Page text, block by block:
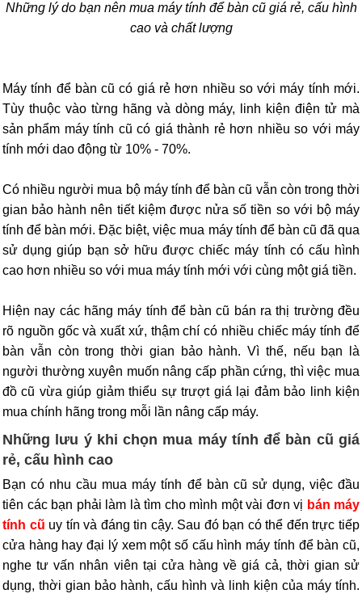
Những lý do bạn nên mua máy tính để bàn cũ giá rẻ, cấu hình
cao và chất lượng
Máy tính để bàn cũ có giá rẻ hơn nhiều so với máy tính mới.
Tùy thuộc vào từng hãng và dòng máy, linh kiện điện tử mà
sản phẩm máy tính cũ có giá thành rẻ hơn nhiều so với máy
tính mới dao động từ 10% - 70%.
Có nhiều người mua bộ máy tính để bàn cũ vẫn còn trong thời
gian bảo hành nên tiết kiệm được nửa số tiền so với bộ máy
tính để bàn mới. Đặc biệt, việc mua máy tính để bàn cũ đã qua
sử dụng giúp bạn sở hữu được chiếc máy tính có cấu hình
cao hơn nhiều so với mua máy tính mới với cùng một giá tiền.
Hiện nay các hãng máy tính để bàn cũ bán ra thị trường đều
rõ nguồn gốc và xuất xứ, thậm chí có nhiều chiếc máy tính để
bàn vẫn còn trong thời gian bảo hành. Vì thế, nếu bạn là
người thường xuyên muốn nâng cấp phần cứng, thì việc mua
đồ cũ vừa giúp giảm thiểu sự trượt giá lại đảm bảo linh kiện
mua chính hãng trong mỗi lần nâng cấp máy.
Những lưu ý khi chọn mua máy tính để bàn cũ giá
rẻ, cấu hình cao
Bạn có nhu cầu mua máy tính để bàn cũ sử dụng, việc đầu
tiên các bạn phải làm là tìm cho mình một vài đơn vị bán máy
tính cũ uy tín và đáng tin cậy. Sau đó bạn có thể đến trực tiếp
cửa hàng hay đại lý xem một số cấu hình máy tính để bàn cũ,
nghe tư vấn nhân viên tại cửa hàng về giá cả, thời gian sử
dụng, thời gian bảo hành, cấu hình và linh kiện của máy tính.